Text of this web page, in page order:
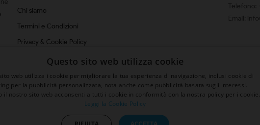
Chi siamo
Termini e Condizioni
Privacy & Cookie Policy
Spedizioni
Blog
Contatti
Questo sito web utilizza cookie
web utilizza i cookie per migliorare la tua esperienza di navigazione, inclusi cookie di
per la pubblicità personalizzata, nota anche come pubblicità basata sugli interessi.
il nostro sito web acconsenti a tutti i cookie in conformità con la nostra policy per i cookie.
Leggi la Cookie Policy